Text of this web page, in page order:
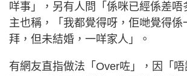
咩事」，另有人問「係咪已經係差唔
主也稱，「我都覺得呀，佢哋覺得係
拜，但未結婚，一咩家人」。
有網友直指做法「Over咗」，因「